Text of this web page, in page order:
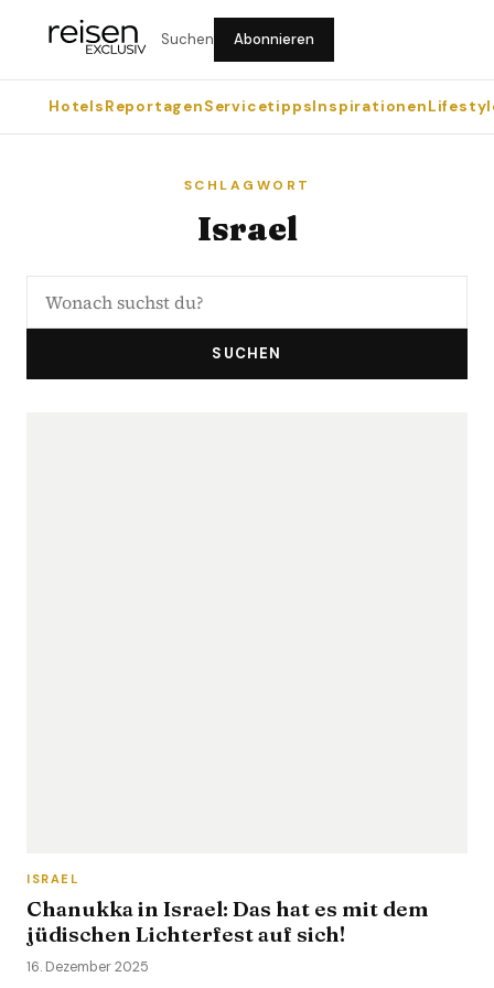
Suchen Abonnieren
HotelsReportagenServicetippsInspirationen
SCHLAGWORT
Israel
SUCHEN
ISRAEL
Chanukka in Israel: Das hat es mit dem
jüdischen Lichterfest auf sich!
16. Dezember 2025